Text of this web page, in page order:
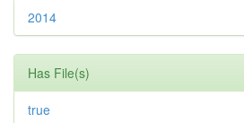
2014
Has File(s)
true